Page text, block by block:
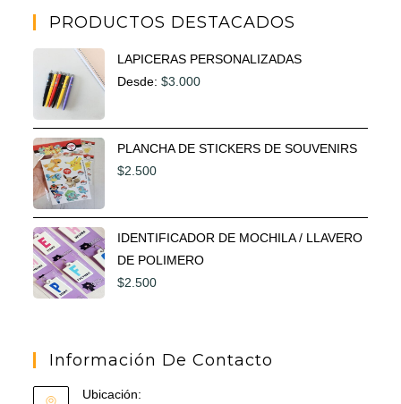
PRODUCTOS DESTACADOS
LAPICERAS PERSONALIZADAS
Desde:$3.000
PLANCHA DE STICKERS DE SOUVENIRS
$2.500
IDENTIFICADOR DE MOCHILA / LLAVERO
DE POLIMERO
$2.500
Información De Contacto
Ubicación: